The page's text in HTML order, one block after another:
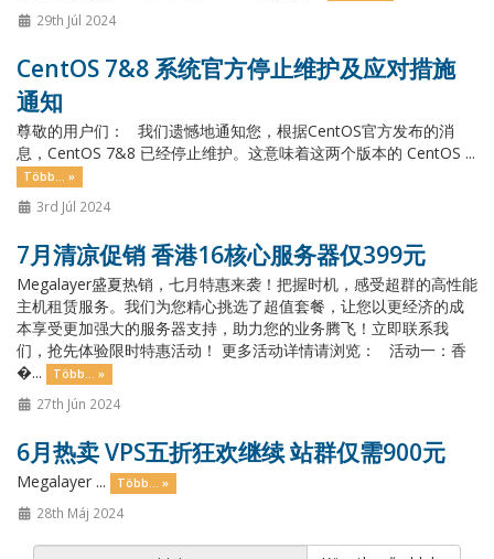
29th Júl 2024
CentOS 7&8 系统官方停止维护及应对措施
通知
尊敬的用户们： 我们遗憾地通知您，根据CentOS官方发布的消
息，CentOS 7&8 已经停止维护。这意味着这两个版本的 CentOS ...
Több... »
3rd Júl 2024
7月清凉促销 香港16核心服务器仅399元
Megalayer盛夏热销，七月特惠来袭！把握时机，感受超群的高性能
主机租赁服务。我们为您精心挑选了超值套餐，让您以更经济的成
本享受更加强大的服务器支持，助力您的业务腾飞！立即联系我
们，抢先体验限时特惠活动！ 更多活动详情请浏览： 活动一：香
�...
Több... »
27th Jún 2024
6月热卖 VPS五折狂欢继续 站群仅需900元
Megalayer ... Több... »
28th Máj 2024